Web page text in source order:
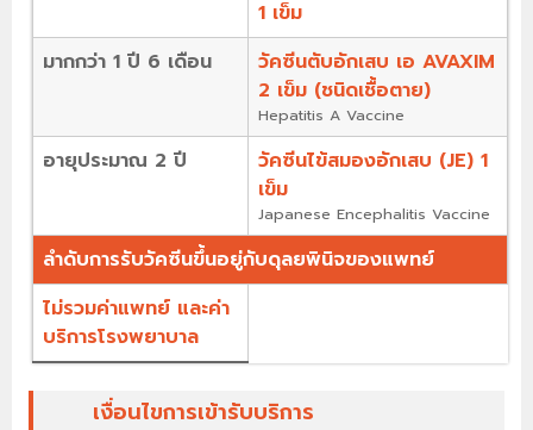
1 เข็ม
มากกว่า 1 ปี 6 เดือน
วัคซีนตับอักเสบ เอ AVAXIM
2 เข็ม (ชนิดเชื้อตาย)
Hepatitis A Vaccine
อายุประมาณ 2 ปี
วัคซีนไข้สมองอักเสบ (JE) 1
เข็ม
Japanese Encephalitis Vaccine
ลำดับการรับวัคซีนขึ้นอยู่กับดุลยพินิจของแพทย์
ไม่รวมค่าแพทย์ และค่า
บริการโรงพยาบาล
เงื่อนไขการเข้ารับบริการ